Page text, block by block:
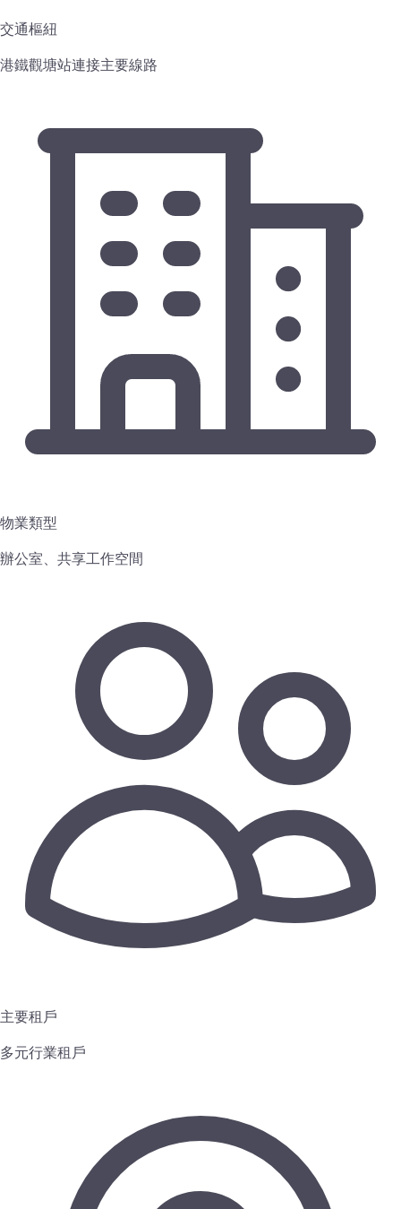
交通樞紐
港鐵觀塘站連接主要線路
物業類型
辦公室、共享工作空間
主要租戶
多元行業租戶